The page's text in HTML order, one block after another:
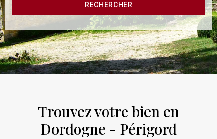
RECHERCHER
Trouvez votre bien en
Dordogne - Périgord